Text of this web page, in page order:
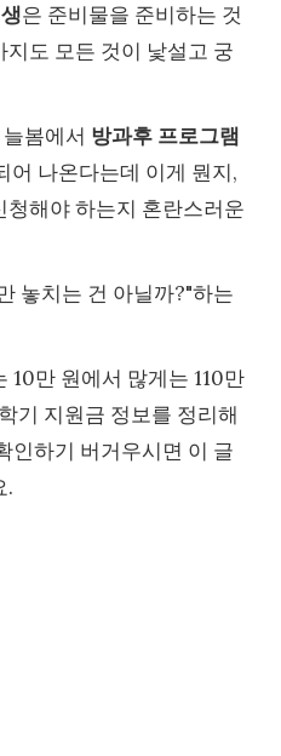
은 준비물을 준비하는 것
도 모든 것이 낯설고 궁
봄에서 방과후 프로그램
어 나온다는데 이게 뭔지,
해야 하는지 혼란스러운
놓치는 건 아닐까?"하는
10만 원에서 많게는 110만
기 지원금 정보를 정리해
인하기 버거우시면 이 글
.